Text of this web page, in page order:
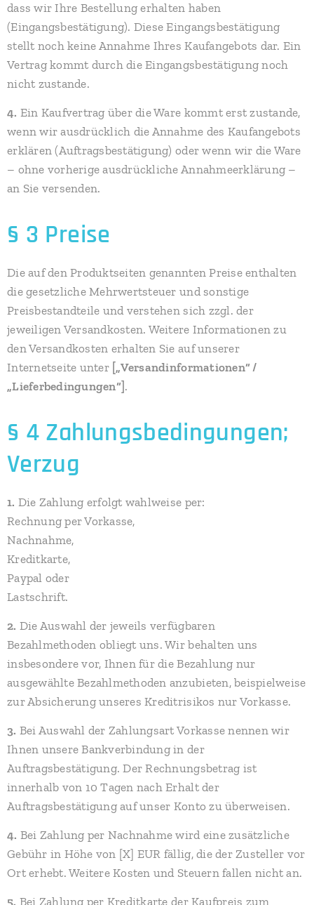
dass wir Ihre Bestellung erhalten haben
(Eingangsbestätigung). Diese Eingangsbestätigung
stellt noch keine Annahme Ihres Kaufangebots dar. Ein
Vertrag kommt durch die Eingangsbestätigung noch
nicht zustande.
4. Ein Kaufvertrag über die Ware kommt erst zustande,
wenn wir ausdrücklich die Annahme des Kaufangebots
erklären (Auftragsbestätigung) oder wenn wir die Ware
– ohne vorherige ausdrückliche Annahmeerklärung –
an Sie versenden.
§ 3 Preise
Die auf den Produktseiten genannten Preise enthalten
die gesetzliche Mehrwertsteuer und sonstige
Preisbestandteile und verstehen sich zzgl. der
jeweiligen Versandkosten. Weitere Informationen zu
den Versandkosten erhalten Sie auf unserer
Internetseite unter [„Versandinformationen“ /
„Lieferbedingungen“] .
§ 4 Zahlungsbedingungen;
Verzug
1. Die Zahlung erfolgt wahlweise per:
Rechnung per Vorkasse,
Nachnahme,
Kreditkarte,
Paypal oder
Lastschrift.
2. Die Auswahl der jeweils verfügbaren
Bezahlmethoden obliegt uns. Wir behalten uns
insbesondere vor, Ihnen für die Bezahlung nur
ausgewählte Bezahlmethoden anzubieten, beispielweise
zur Absicherung unseres Kreditrisikos nur Vorkasse.
3. Bei Auswahl der Zahlungsart Vorkasse nennen wir
Ihnen unsere Bankverbindung in der
Auftragsbestätigung. Der Rechnungsbetrag ist
innerhalb von 10 Tagen nach Erhalt der
Auftragsbestätigung auf unser Konto zu überweisen.
4. Bei Zahlung per Nachnahme wird eine zusätzliche
Gebühr in Höhe von [X] EUR fällig, die der Zusteller vor
Ort erhebt. Weitere Kosten und Steuern fallen nicht an.
5. Bei Zahlung per Kreditkarte der Kaufpreis zum